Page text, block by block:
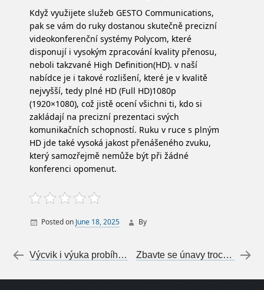
Když využijete služeb GESTO Communications,
pak se vám do ruky dostanou skutečně precizní
videokonferenční systémy Polycom, které
disponují i vysokým zpracování kvality přenosu,
neboli takzvané High Definition(HD). v naší
nabídce je i takové rozlišení, které je v kvalitě
nejvyšší, tedy plné HD (Full HD)1080p
(1920×1080), což jistě ocení všichni ti, kdo si
zakládají na precizní prezentaci svých
komunikačních schopností. Ruku v ruce s plným
HD jde také vysoká jakost přenášeného zvuku,
který samozřejmě nemůže být při žádné
konferenci opomenut.
Posted on June 18, 2025 By
Post navigation
←
Výcvik i výuka probíhá vždy po dohodě Zbavte se únavy trochu jinak